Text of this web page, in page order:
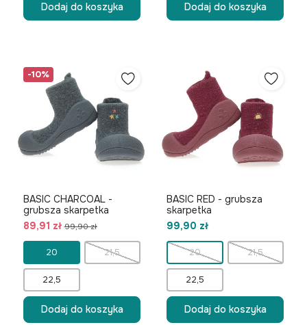
Dodaj do koszyka Dodaj do koszyka
-10%
BASIC CHARCOAL -
grubsza skarpetka
89,91 zł99,90 zł
20 21,5
22,5
Dodaj do koszyka
BASIC RED - grubsza
skarpetka
99,90 zł
20 21,5
22,5
Dodaj do koszyka